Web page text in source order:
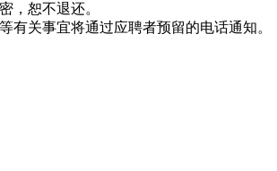
恕不退还。
关事宜将通过应聘者预留的电话通知。